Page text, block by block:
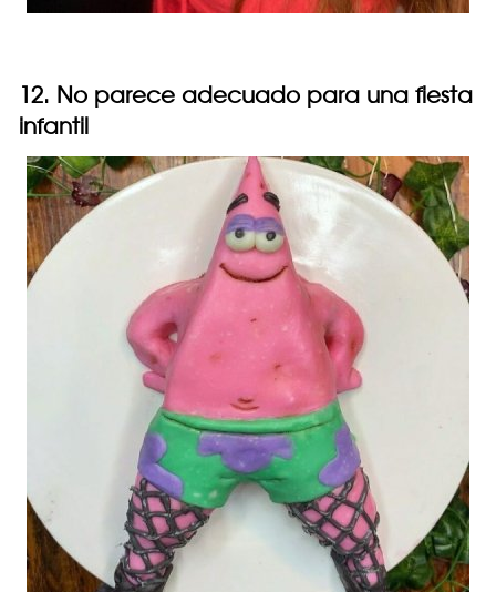
12. No parece adecuado para una fiesta
infantil